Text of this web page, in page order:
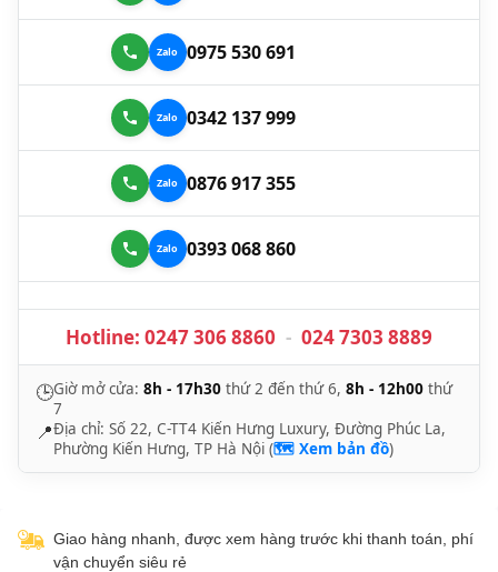
0975 530 691
0342 137 999
0876 917 355
0393 068 860
Hotline: 0247 306 8860 - 024 7303 8889
🕒Giờ mở cửa: 8h - 17h30 thứ 2 đến thứ 6, 8h - 12h00 thứ
7
📍Địa chỉ: Số 22, C-TT4 Kiến Hưng Luxury, Đường Phúc La,
Phường Kiến Hưng, TP Hà Nội (🗺️ Xem bản đồ)
Giao hàng nhanh, được xem hàng trước khi thanh toán, phí
vận chuyển siêu rẻ